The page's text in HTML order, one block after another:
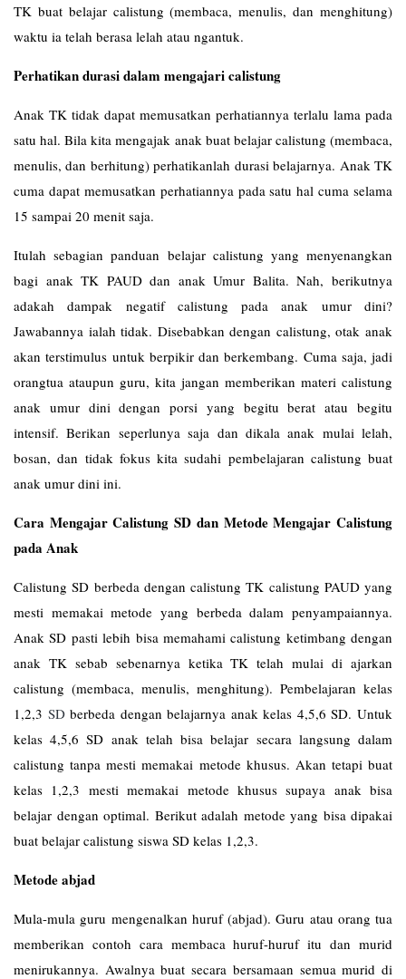
TK buat belajar calistung (membaca, menulis, dan menghitung)
waktu ia telah berasa lelah atau ngantuk.
Perhatikan durasi dalam mengajari calistung
Anak TK tidak dapat memusatkan perhatiannya terlalu lama pada
satu hal. Bila kita mengajak anak buat belajar calistung (membaca,
menulis, dan berhitung) perhatikanlah durasi belajarnya. Anak TK
cuma dapat memusatkan perhatiannya pada satu hal cuma selama
15 sampai 20 menit saja.
Itulah sebagian panduan belajar calistung yang menyenangkan
bagi anak TK PAUD dan anak Umur Balita. Nah, berikutnya
adakah dampak negatif calistung pada anak umur dini?
Jawabannya ialah tidak. Disebabkan dengan calistung, otak anak
akan terstimulus untuk berpikir dan berkembang. Cuma saja, jadi
orangtua ataupun guru, kita jangan memberikan materi calistung
anak umur dini dengan porsi yang begitu berat atau begitu
intensif. Berikan seperlunya saja dan dikala anak mulai lelah,
bosan, dan tidak fokus kita sudahi pembelajaran calistung buat
anak umur dini ini.
Cara Mengajar Calistung SD dan Metode Mengajar Calistung
pada Anak
Calistung SD berbeda dengan calistung TK calistung PAUD yang
mesti memakai metode yang berbeda dalam penyampaiannya.
Anak SD pasti lebih bisa memahami calistung ketimbang dengan
anak TK sebab sebenarnya ketika TK telah mulai di ajarkan
calistung (membaca, menulis, menghitung). Pembelajaran kelas
1,2,3 SDberbeda dengan belajarnya anak kelas 4,5,6 SD. Untuk
kelas 4,5,6 SD anak telah bisa belajar secara langsung dalam
calistung tanpa mesti memakai metode khusus. Akan tetapi buat
kelas 1,2,3 mesti memakai metode khusus supaya anak bisa
belajar dengan optimal. Berikut adalah metode yang bisa dipakai
buat belajar calistung siswa SD kelas 1,2,3.
Metode abjad
Mula-mula guru mengenalkan huruf (abjad). Guru atau orang tua
memberikan contoh cara membaca huruf-huruf itu dan murid
menirukannya. Awalnya buat secara bersamaan semua murid di